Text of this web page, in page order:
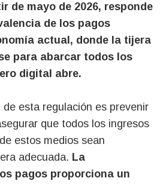
de mayo de 2026, responde
de los pagos
actual, donde la tijera
para abarcar todos los
digital abre.
esta regulación es prevenir
que todos los ingresos
estos medios sean
adecuada. La
pagos proporciona un